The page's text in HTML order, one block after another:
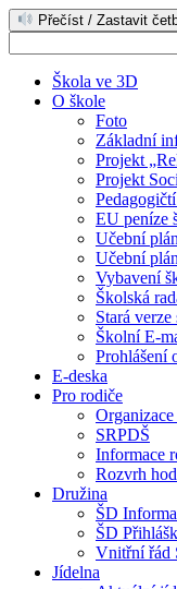
Přečíst / Zastavit
Škola ve 3D
O škole
Foto
Základní
Projekt
Projekt
EU peníze
Učební plán
Učební
Vybavení
Školská
Stará verze
Školní E-
Prohlášení
E-deska
Pro rodiče
SRPDŠ
Informace
Rozvrh
Družina
ŠD
ŠD
Vnitřní řád
Jídelna